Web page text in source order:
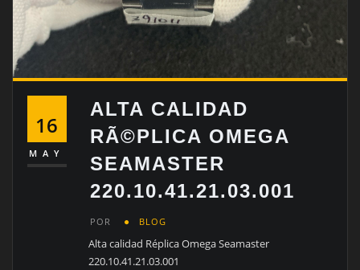
16
MAY
ALTA CALIDAD
RÃ©PLICA OMEGA
SEAMASTER
220.10.41.21.03.001
POR BLOG
Alta calidad Réplica Omega Seamaster
220.10.41.21.03.001